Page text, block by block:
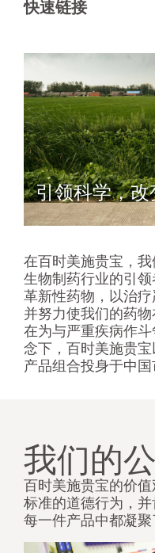
引领科学，
快速链接
在百时美施贵宝，
生物制药行业的引
革新性药物，以治疗
并努力使我们的药物
在为与严重疾病作
念下，百时美施贵
产品组合投身于中国
我们的公
百时美施贵宝的价
标准的道德行为，
每一件产品中都凝聚